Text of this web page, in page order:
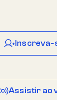
Inscreva-
Assistir ao